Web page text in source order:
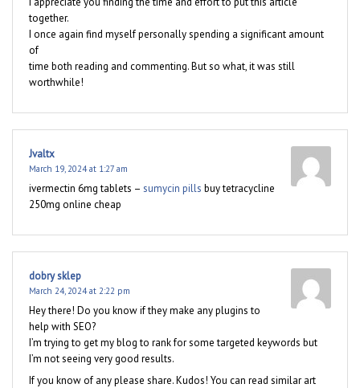
together.
I once again find myself personally spending a significant amount
of
time both reading and commenting. But so what, it was still
worthwhile!
Jvaltx
March 19, 2024 at 1:27 am
ivermectin 6mg tablets – sumycin pills buy tetracycline
250mg online cheap
dobry sklep
March 24, 2024 at 2:22 pm
Hey there! Do you know if they make any plugins to
help with SEO?
I’m trying to get my blog to rank for some targeted keywords but
I’m not seeing very good results.
If you know of any please share. Kudos! You can read similar art